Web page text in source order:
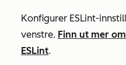
Konfigurer ESLint-
venstre. Finn ut mer
ESLint.